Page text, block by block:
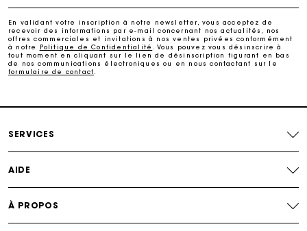
pour un look estival. N’attendez plus pour découvrir tous les
accessoires Maje.
Carte Cadeau Maje : la meilleure façon d'offrir le
cadeau parfait
Livraison à domicile offerte sous 2 à 3 jours ouvrés.
cadeau parfait
En validant votre inscription à notre newsletter, vous acceptez de
recevoir des informations par e-mail concernant nos actualités, nos
offres commerciales et invitations à nos ventes privées conformément
à notre
Politique de Confidentialité
. Vous pouvez vous désinscrire à
tout moment en cliquant sur le lien de désinscription figurant en bas
de nos communications électroniques ou en nous contactant sur le
formulaire de contact
SERVICES
AIDE
À PROPOS